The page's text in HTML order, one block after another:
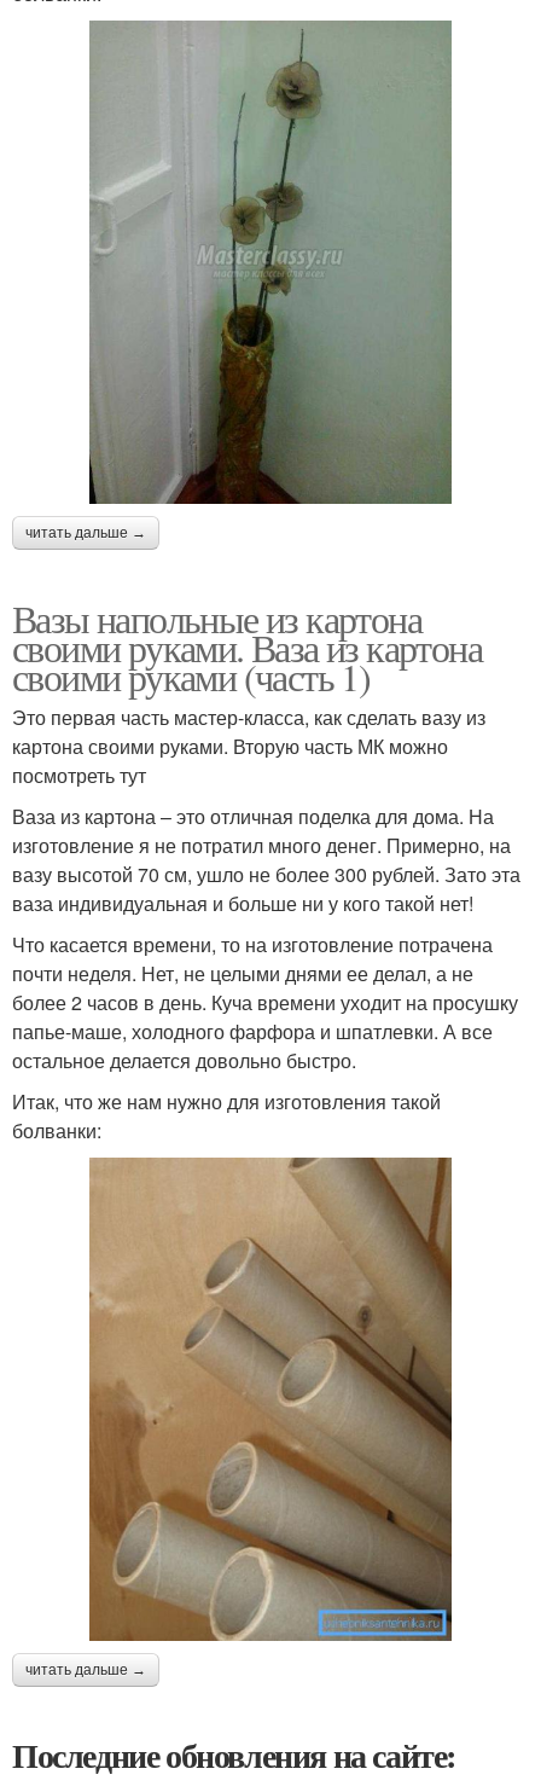
читать дальше →
Вазы напольные из картона
своими руками. Ваза из картона
своими руками (часть 1)
Это первая часть мастер-класса, как сделать вазу из
картона своими руками. Вторую часть МК можно
посмотреть тут
Ваза из картона – это отличная поделка для дома. На
изготовление я не потратил много денег. Примерно, на
вазу высотой 70 см, ушло не более 300 рублей. Зато эта
ваза индивидуальная и больше ни у кого такой нет!
Что касается времени, то на изготовление потрачена
почти неделя. Нет, не целыми днями ее делал, а не
более 2 часов в день. Куча времени уходит на просушку
папье-маше, холодного фарфора и шпатлевки. А все
остальное делается довольно быстро.
Итак, что же нам нужно для изготовления такой
болванки:
читать дальше →
Последние обновления на сайте: